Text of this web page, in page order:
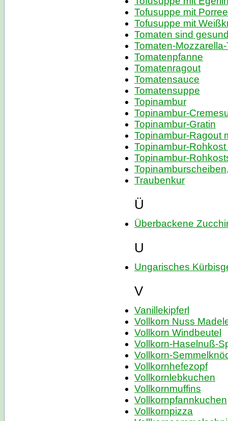
Tofusuppe mit Porree
Tofusuppe mit
Tomaten sind
Tomaten-Mozzarella-
Tomatenpfanne
Tomatenragout
Tomatensauce
Tomatensuppe
Topinambur
Topinambur-
Topinambur-Gratin
Topinambur-Ragout
Topinambur-
Topinambur-
Traubenkur
Ü
Überbackene
U
Ungarisches
V
Vanillekipferl
Vollkorn Nuss
Vollkorn Windbeutel
Vollkorn-Haselnuß-
Vollkorn-
Vollkornhefezopf
Vollkornlebkuchen
Vollkornmuffins
Vollkornpfannkuchen
Vollkornpizza